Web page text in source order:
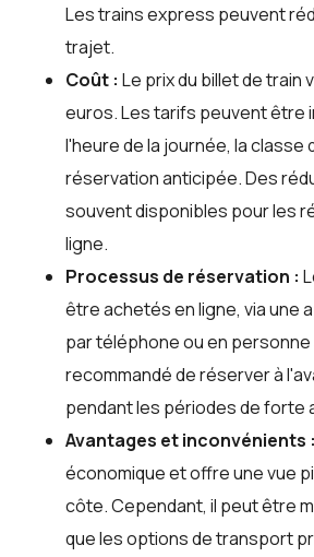
Les trains express peuvent
trajet.
Coût : Le prix du billet de train
euros. Les tarifs peuvent être
l'heure de la journée, la classe
réservation anticipée. Des
souvent disponibles pour les
ligne.
Processus de réservation :
être achetés en ligne, via une
par téléphone ou en personne
recommandé de réserver à
pendant les périodes de forte
Avantages et inconvénients :
économique et offre une vue
côte. Cependant, il peut être
que les options de transport